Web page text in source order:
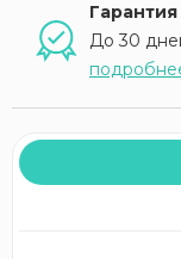
До 30